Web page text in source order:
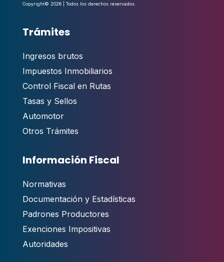
Copyright© 2026 | Todos los derechos reservados.
Trámites
Ingresos brutos
Impuestos Inmobiliarios
Control Fiscal en Rutas
Tasas y Sellos
Automotor
Otros Trámites
Información Fiscal
Normativas
Documentación y Estadísticas
Padrones Productores
Exenciones Impositivas
Autoridades